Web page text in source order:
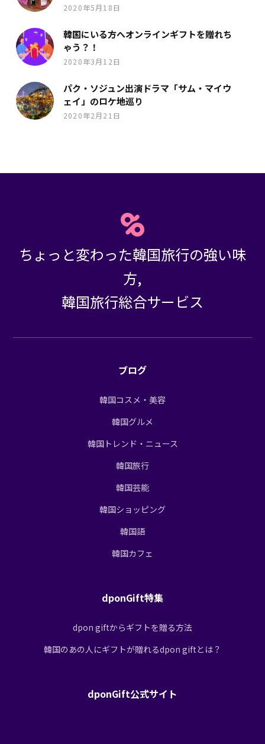
2020年5月18日
韓国にいる方へオンラインギフトを贈れち
ゃう？！
2020年3月12日
パク・ソジュン出演ドラマ「サム・マイウ
ェイ」のロケ地巡り
2020年2月21日
ちょっと変わった韓国旅行の強い味
方,
韓国旅行総合サービス
ブログ
韓国コスメ・美容
韓国グルメ
韓国トレンド・ニュース
韓国旅行
韓国芸能
韓国ショッピング
韓国語
韓国カフェ
dponGift特集
dpon giftからギフトを贈る方法
韓国のあの人にギフトが贈れるdpon giftとは？
dponGift公式サイト